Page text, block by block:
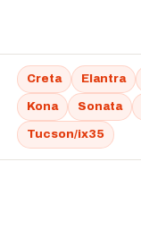
Creta Elantra
Kona Sonata
Tucson/ix35